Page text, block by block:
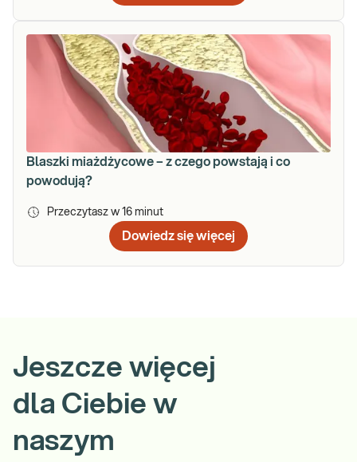
Blaszki miażdżycowe – z czego powstają i co
powodują?
Przeczytasz w 16 minut
Dowiedz się więcej
Jeszcze więcej
dla Ciebie w
naszym